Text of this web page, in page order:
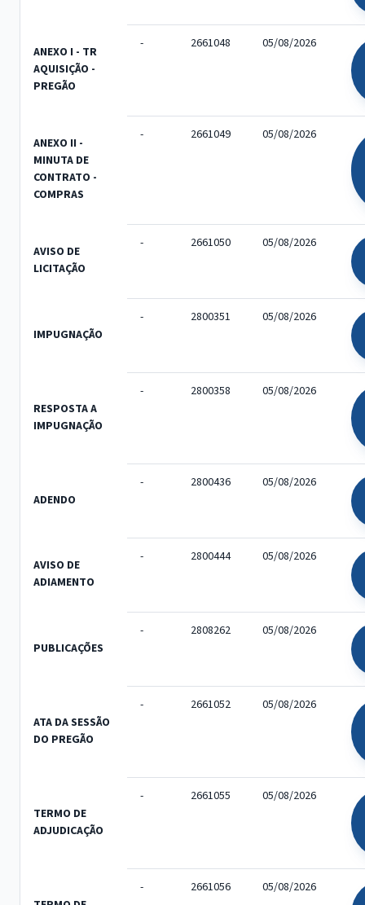
ANEXO I - TR
AQUISIÇÃO -
PREGÃO
- 2661048 05/08/2026
ANEXO II -
MINUTA DE
CONTRATO -
COMPRAS
- 2661049 05/08/2026
AVISO DE
LICITAÇÃO
- 2661050 05/08/2026
IMPUGNAÇÃO
- 2800351 05/08/2026
RESPOSTA A
IMPUGNAÇÃO
- 2800358 05/08/2026
ADENDO
- 2800436 05/08/2026
AVISO DE
ADIAMENTO
- 2800444 05/08/2026
PUBLICAÇÕES
- 2808262 05/08/2026
ATA DA SESSÃO
DO PREGÃO
- 2661052 05/08/2026
TERMO DE
ADJUDICAÇÃO
- 2661055 05/08/2026
- 2661056 05/08/2026